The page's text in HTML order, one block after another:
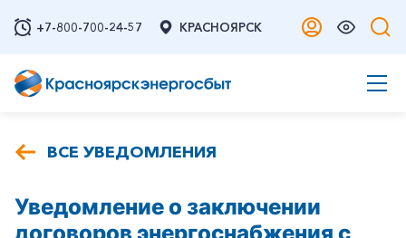
+7-800-700-24-57 КРАСНОЯРСК
ВСЕ УВЕДОМЛЕНИЯ
Уведомление о заключении